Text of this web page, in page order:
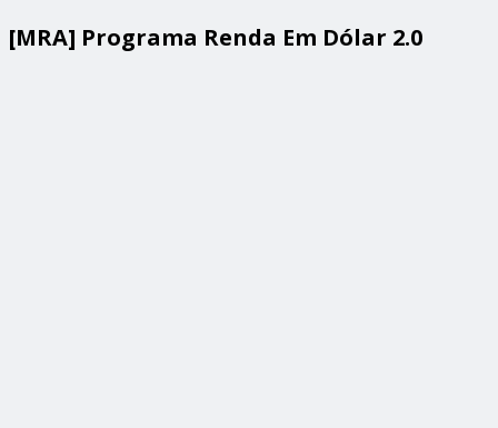
[MRA] Programa Renda Em Dólar 2.0